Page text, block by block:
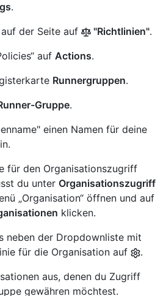
.
der Seite auf
"Richtlinien".
auf Actions.
Runnergruppen.
Gruppe.
einen Namen für deine
für den Organisationszugriff
du unter Organisationszugriff
„Organisation“ öffnen und auf
klicken.
neben der Dropdownliste mit
für die Organisation auf
.
aus, denen du Zugriff
gewähren möchtest.